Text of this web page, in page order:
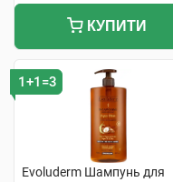
КУПИТИ
1+1=3
Evoluderm Шампунь для